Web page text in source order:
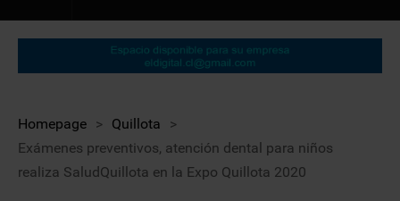
Homepage > Quillota
>
Exámenes preventivos, atención dental para niños
realiza SaludQuillota en la Expo Quillota 2020